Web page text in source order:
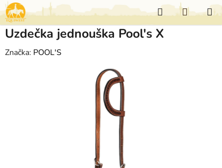
Přejít
na
obsah
Hledat
KOŠÍK
Uzdečka jednouška Pool's X
Značka: POOL'S